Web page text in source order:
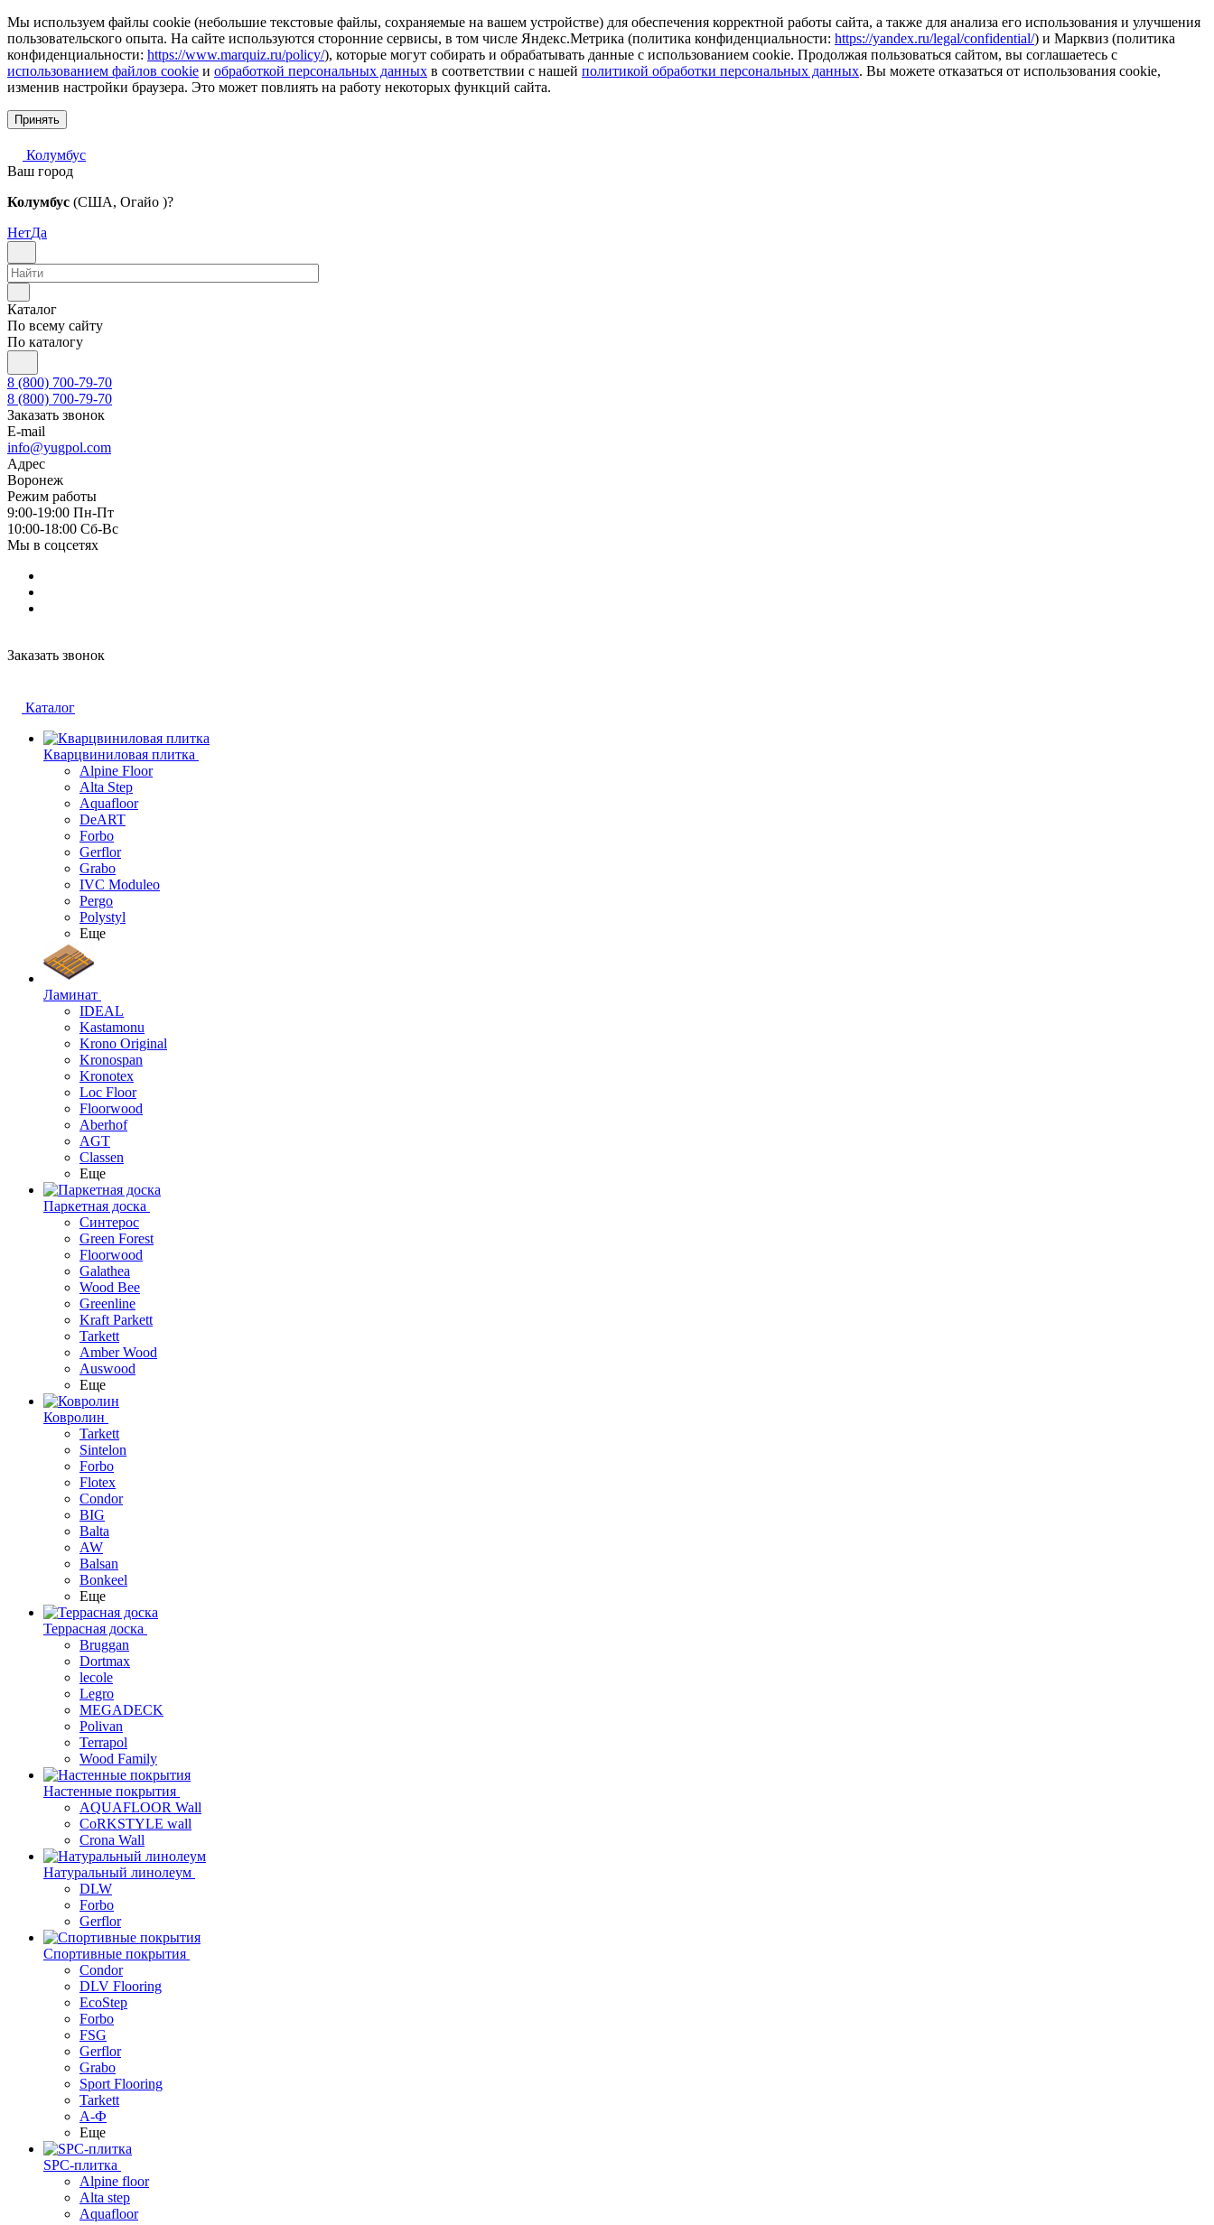
Мы используем файлы cookie (небольшие текстовые файлы, сохраняемые на вашем устройстве) для обеспечения корректной работы сайта, а также для анализа его использования и улучшения
пользовательского опыта. На сайте используются сторонние сервисы, в том числе Яндекс.Метрика (политика конфиденциальности: https://yandex.ru/legal/confidential/) и Марквиз (политика
конфиденциальности: https://www.marquiz.ru/policy/), которые могут собирать и обрабатывать данные с использованием cookie. Продолжая пользоваться сайтом, вы соглашаетесь с
использованием файлов cookie и обработкой персональных данных в соответствии с нашей политикой обработки персональных данных. Вы можете отказаться от использования cookie,
изменив настройки браузера. Это может повлиять на работу некоторых функций сайта.
Принять
Колумбус
Ваш город
Колумбус (США, Огайо )?
НетДа
Каталог
По всему сайту
По каталогу
8 (800) 700-79-70
8 (800) 700-79-70
Заказать звонок
E-mail
info@yugpol.com
Адрес
Воронеж
Режим работы
9:00-19:00 Пн-Пт
10:00-18:00 Cб-Вс
Мы в соцсетях
Заказать звонок
Каталог
Кварцвиниловая плитка
Alpine Floor
Alta Step
Aquafloor
DeART
Forbo
Gerflor
Grabo
IVC Moduleo
Pergo
Polystyl
Еще
Ламинат
IDEAL
Kastamonu
Krono Original
Kronospan
Kronotex
Loc Floor
Floorwood
Aberhof
AGT
Classen
Еще
Паркетная доска
Синтерос
Green Forest
Floorwood
Galathea
Wood Bee
Greenline
Kraft Parkett
Tarkett
Amber Wood
Auswood
Еще
Ковролин
Tarkett
Sintelon
Forbo
Flotex
Condor
BIG
Balta
AW
Balsan
Bonkeel
Еще
Террасная доска
Bruggan
Dortmax
lecole
Legro
MEGADECK
Polivan
Terrapol
Wood Family
Настенные покрытия
AQUAFLOOR Wall
CoRKSTYLE wall
Crona Wall
Натуральный линолеум
DLW
Forbo
Gerflor
Спортивные покрытия
Condor
DLV Flooring
EcoStep
Forbo
FSG
Gerflor
Grabo
Sport Flooring
Tarkett
А-Ф
Еще
SPC-плитка
Alpine floor
Alta step
Aquafloor